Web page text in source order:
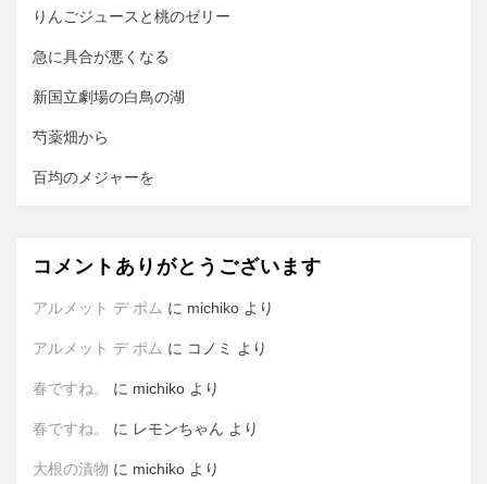
ョ
ン
りんごジュースと桃のゼリー
急に具合が悪くなる
新国立劇場の白鳥の湖
芍薬畑から
百均のメジャーを
コメントありがとうございます
アルメット デ ポム に michiko より
アルメット デ ポム に コノミ より
春ですね。 に michiko より
春ですね。 に レモンちゃん より
大根の漬物 に michiko より